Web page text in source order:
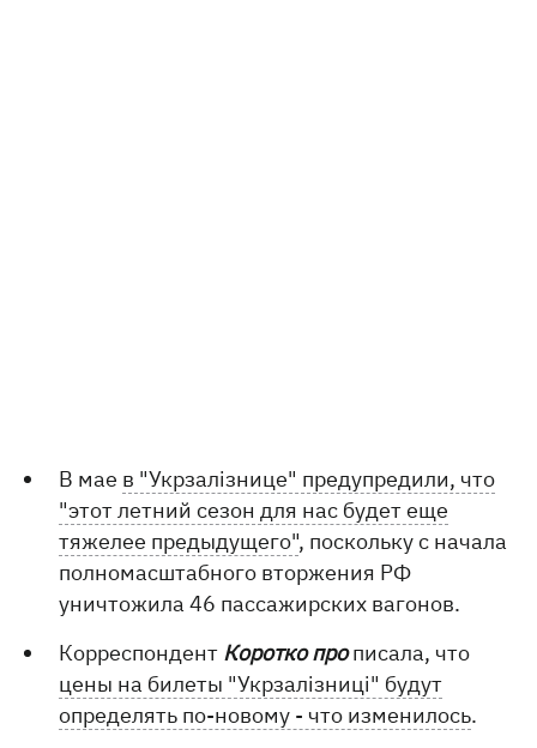
В мае в "Укрзалізнице" предупредили, что
"этот летний сезон для нас будет еще
тяжелее предыдущего", поскольку с начала
полномасштабного вторжения РФ
уничтожила 46 пассажирских вагонов.
Корреспондент Коротко прописала, что
цены на билеты "Укрзалізниці" будут
определять по-новому - что изменилось.